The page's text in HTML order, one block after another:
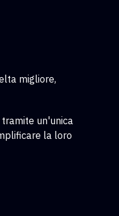
migliore,
un'unica
la loro